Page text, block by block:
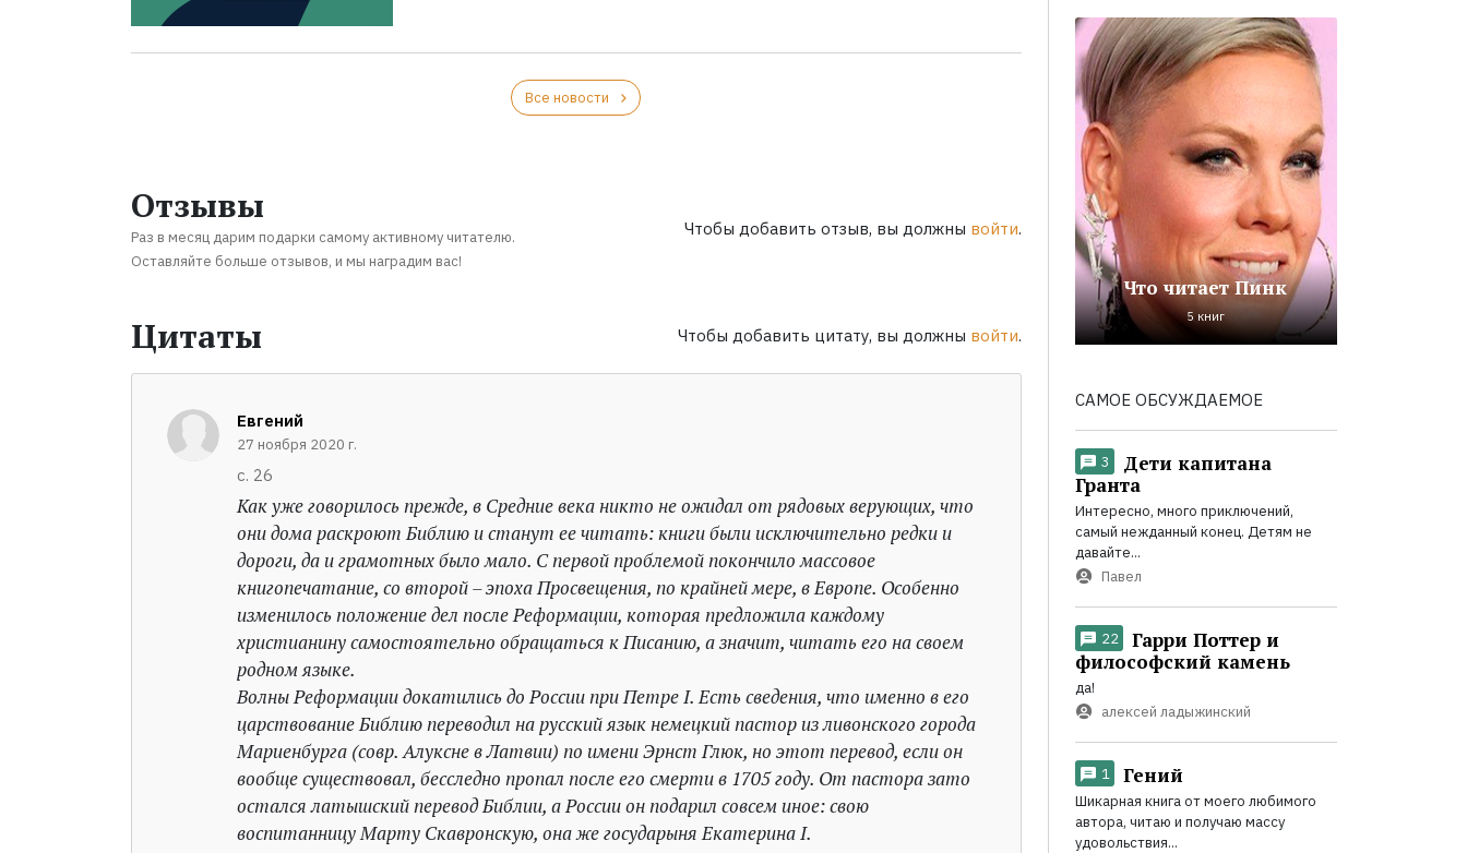
Все новости
Отзывы
Раз в месяц дарим подарки самому активному читателю.
Оставляйте больше отзывов, и мы наградим вас!
Чтобы добавить отзыв, вы должны войти.
Цитаты Чтобы добавить цитату, вы должны войти.
Евгений
27 ноября 2020 г.
с. 26
Как уже говорилось прежде, в Средние века никто не ожидал от рядовых верующих, что
они дома раскроют Библию и станут ее читать: книги были исключительно редки и
дороги, да и грамотных было мало. С первой проблемой покончило массовое
книгопечатание, со второй – эпоха Просвещения, по крайней мере, в Европе. Особенно
изменилось положение дел после Реформации, которая предложила каждому
христианину самостоятельно обращаться к Писанию, а значит, читать его на своем
родном языке.
Волны Реформации докатились до России при Петре I. Есть сведения, что именно в его
царствование Библию переводил на русский язык немецкий пастор из ливонского города
Мариенбурга (совр. Алуксне в Латвии) по имени Эрнст Глюк, но этот перевод, если он
вообще существовал, бесследно пропал после его смерти в 1705 году. От пастора зато
остался латышский перевод Библии, а России он подарил совсем иное: свою
воспитанницу Марту Скавронскую, она же государыня Екатерина I.
Что читает Пинк
5 книг
САМОЕ ОБСУЖДАЕМОЕ
3
Дети капитана
Гранта
Интересно, много приключений,
самый нежданный конец. Детям не
давайте...
Павел
22
Гарри Поттер и
философский камень
да!
алексей ладыжинский
1 Гений
Шикарная книга от моего любимого
автора, читаю и получаю массу
удовольствия...